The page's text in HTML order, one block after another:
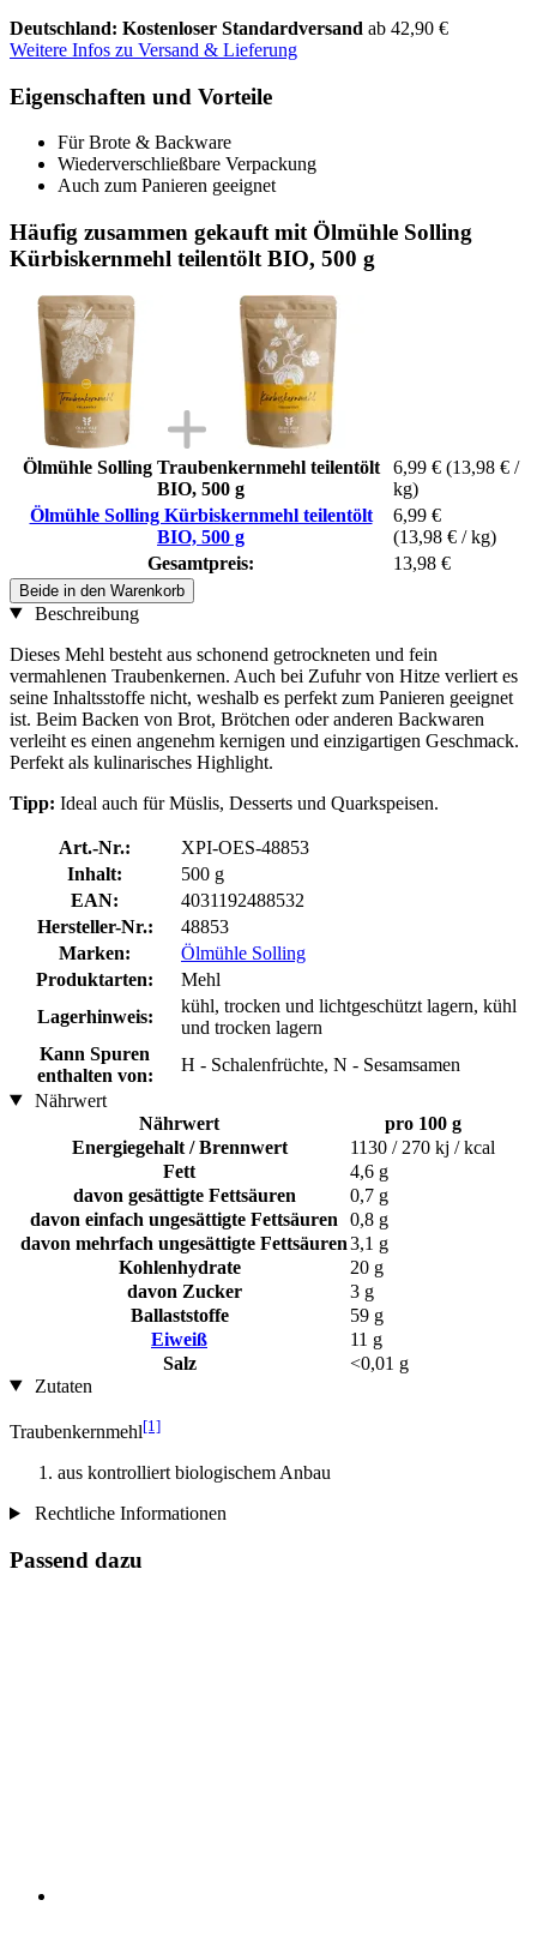
Deutschland: Kostenloser Standardversand ab 42,90 €
Weitere Infos zu Versand & Lieferung
Eigenschaften und Vorteile
Für Brote & Backware
Wiederverschließbare Verpackung
Auch zum Panieren geeignet
Häufig zusammen gekauft mit Ölmühle Solling
Kürbiskernmehl teilentölt BIO, 500 g
Ölmühle Solling Traubenkernmehl teilentölt
BIO, 500 g
6,99 € (13,98 € /
kg)
Ölmühle Solling Kürbiskernmehl teilentölt
BIO, 500 g
6,99 €
(13,98 € / kg)
Gesamtpreis:
13,98 €
Beide in den Warenkorb
Beschreibung
Dieses Mehl besteht aus schonend getrockneten und fein
vermahlenen Traubenkernen. Auch bei Zufuhr von Hitze verliert es
seine Inhaltsstoffe nicht, weshalb es perfekt zum Panieren geeignet
ist. Beim Backen von Brot, Brötchen oder anderen Backwaren
verleiht es einen angenehm kernigen und einzigartigen Geschmack.
Perfekt als kulinarisches Highlight.
Tipp: Ideal auch für Müslis, Desserts und Quarkspeisen.
Art.-Nr.:
XPI-OES-48853
Inhalt:
500 g
EAN:
4031192488532
Hersteller-Nr.:
48853
Marken:
Ölmühle Solling
Produktarten:
Mehl
Lagerhinweis:
kühl, trocken und lichtgeschützt lagern, kühl
und trocken lagern
Kann Spuren
enthalten von:
H - Schalenfrüchte, N - Sesamsamen
Nährwert
Nährwert
pro 100 g
Energiegehalt / Brennwert
1130 / 270 kj / kcal
Fett
4,6 g
davon gesättigte Fettsäuren
0,7 g
davon einfach ungesättigte Fettsäuren
0,8 g
davon mehrfach ungesättigte Fettsäuren3,1 g
Kohlenhydrate
20 g
davon Zucker
3 g
Ballaststoffe
59 g
Eiweiß
11 g
Salz
<0,01 g
Zutaten
Traubenkernmehl[1]
aus kontrolliert biologischem Anbau
Rechtliche Informationen
Passend dazu